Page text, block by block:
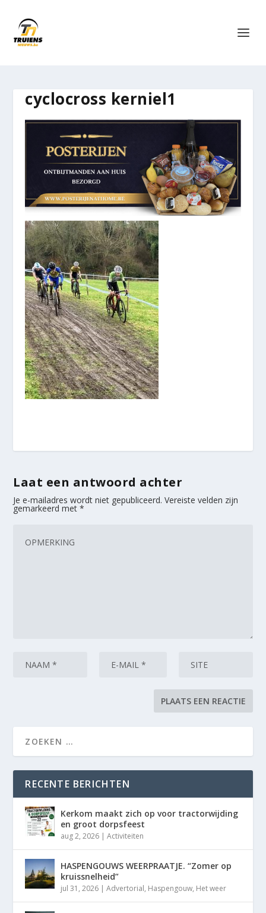
cyclocross kerniel1
Laat een antwoord achter
Je e-mailadres wordt niet gepubliceerd. Vereiste velden zijn
gemarkeerd met*
RECENTE BERICHTEN
Kerkom maakt zich op voor tractorwijding
en groot dorpsfeest
aug 2, 2026 |Activiteiten
HASPENGOUWS WEERPRAATJE. “Zomer op
kruissnelheid”
jul 31, 2026 |Advertorial, Haspengouw, Het weer